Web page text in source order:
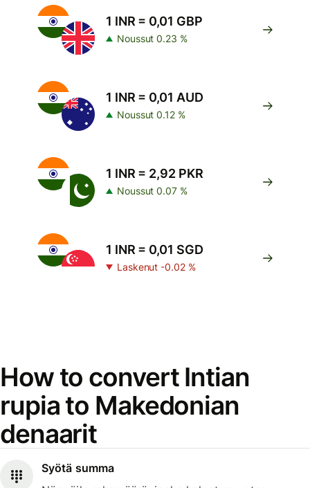
1 INR = 0,01 GBP
Noussut 0.23 %
1 INR = 0,01 AUD
Noussut 0.12 %
1 INR = 2,92 PKR
Noussut 0.07 %
1 INR = 0,01 SGD
Laskenut -0.02 %
How to convert Intian
rupia to Makedonian
denaarit
Syötä summa